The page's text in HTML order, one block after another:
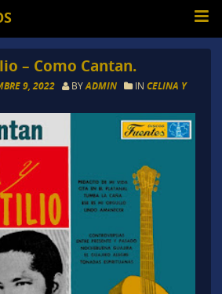
– Como Cantan.
9, 2022 BYADMIN IN CELINA Y